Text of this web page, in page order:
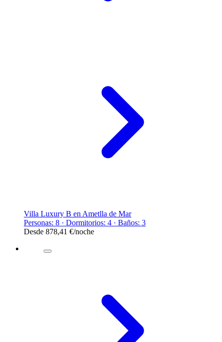
Villa Luxury B en Ametlla de Mar
Personas: 8 · Dormitorios: 4 · Baños: 3
Desde 878,41 €/noche